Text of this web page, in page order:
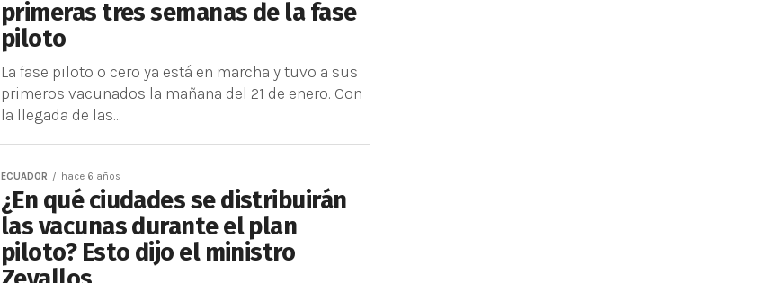
primeras tres semanas de la fase
piloto
La fase piloto o cero ya está en marcha y tuvo a sus
primeros vacunados la mañana del 21 de enero. Con
la llegada de las...
ECUADOR hace 6 años
¿En qué ciudades se distribuirán
las vacunas durante el plan
piloto? Esto dijo el ministro